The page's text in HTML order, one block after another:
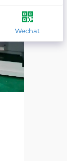
Wechat